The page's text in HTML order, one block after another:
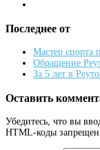
Последнее от
Мастер спорта
Обращение
За 5 лет в
Оставить
Убедитесь, что вы
HTML-коды